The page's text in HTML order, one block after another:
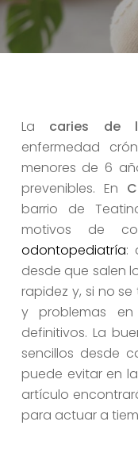
La caries de
enfermedad
menores de 6
prevenibles. En
barrio de
motivos de
odontopediatría:
desde que salen
rapidez y, si no
y problemas
definitivos. La
sencillos desde
puede evitar en
artículo
para actuar a